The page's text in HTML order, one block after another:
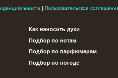
| Пользовательское
Как наносить духи
Подбор по нотам
Подбор по парфюмерам
Подбор по погоде